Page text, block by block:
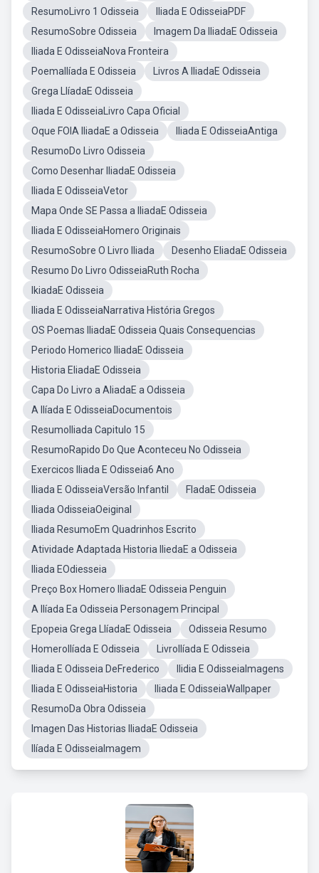
ResumoLivro 1 Odisseia
Iliada E OdisseiaPDF
ResumoSobre Odisseia
Imagem Da IliadaE Odisseia
Iliada E OdisseiaNova Fronteira
PoemaIlíada E Odisseia
Livros A IliadaE Odisseia
Grega LlíadaE Odisseia
Iliada E OdisseiaLivro Capa Oficial
Oque FOIA IliadaE a Odisseia
Iliada E OdisseiaAntiga
ResumoDo Livro Odisseia
Como Desenhar IliadaE Odisseia
Iliada E OdisseiaVetor
Mapa Onde SE Passa a IliadaE Odisseia
Iliada E OdisseiaHomero Originais
ResumoSobre O Livro Iliada
Desenho EliadaE Odisseia
Resumo Do Livro OdisseiaRuth Rocha
IkiadaE Odisseia
Iliada E OdisseiaNarrativa História Gregos
OS Poemas IliadaE Odisseia Quais Consequencias
Periodo Homerico IliadaE Odisseia
Historia EliadaE Odisseia
Capa Do Livro a AliadaE a Odisseia
A Ilíada E OdisseiaDocumentois
ResumoIliada Capitulo 15
ResumoRapido Do Que Aconteceu No Odisseia
Exercicos Iliada E Odisseia6 Ano
Iliada E OdisseiaVersão Infantil
FladaE Odisseia
Iliada OdisseiaOeiginal
Iliada ResumoEm Quadrinhos Escrito
Atividade Adaptada Historia IliedaE a Odisseia
Iliada EOdiesseia
Preço Box Homero IliadaE Odisseia Penguin
A Ilíada Ea Odisseia Personagem Principal
Epopeia Grega LlíadaE Odisseia
Odisseia Resumo
HomeroIlíada E Odisseia
LivroIlíada E Odisseia
Iliada E Odisseia DeFrederico
Ilidia E OdisseiaImagens
Iliada E OdisseiaHistoria
Iliada E OdisseiaWallpaper
ResumoDa Obra Odisseia
Imagen Das Historias IliadaE Odisseia
Ilíada E OdisseiaImagem